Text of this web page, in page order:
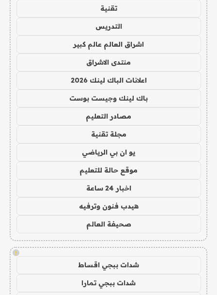
تقنية
التدريس
اشراق العالم عالم كبير
منتدى الاشراق
اعلانات الباك لينك 2026
باك لينك وجيست بوست
مصادر التعليم
مجلة تقنية
يو ان بي الرياضي
موقع حالة للتعليم
اخبار 24 ساعة
هيدب فنون وترفيه
صحيفة العالم
!
شدات ببجي اقساط
شدات ببجي تمارا